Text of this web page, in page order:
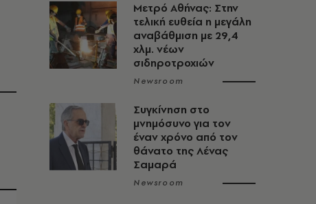
Μετρό Αθήνας: Στην
τελική ευθεία η μεγάλη
αναβάθμιση με 29,4
χλμ. νέων
σιδηροτροχιών
Newsroom
Συγκίνηση στο
μνημόσυνο για τον
έναν χρόνο από τον
θάνατο της Λένας
Σαμαρά
Newsroom